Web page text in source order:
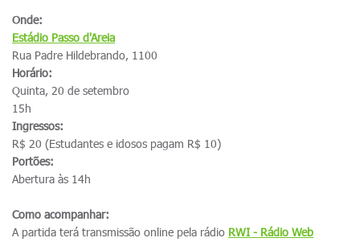
Onde:
Estádio Passo d'Areia
Rua Padre Hildebrando, 1100
Horário:
Quinta, 20 de setembro
15h
Ingressos:
R$ 20 (Estudantes e idosos pagam R$ 10)
Portões:
Abertura às 14h
Como acompanhar:
A partida terá transmissão online pela rádio RWI - Rádio Web